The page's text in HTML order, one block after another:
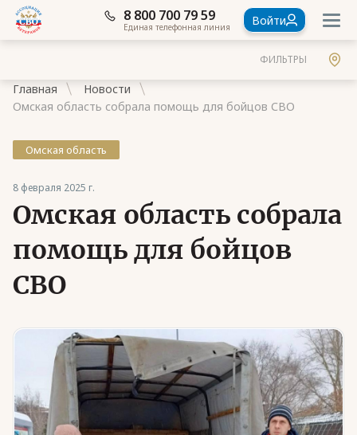
8 800 700 79 59
Единая телефонная линия Войти
ФИЛЬТРЫ
Главная
Новости
Омская область собрала помощь для бойцов СВО
Омская область
8 февраля 2025 г.
Омская область собрала
помощь для бойцов
СВО
Контакты
Стать членом Ассоциации ветеранов СВО
Ассоциация в субъектах России
Юридическая помощь